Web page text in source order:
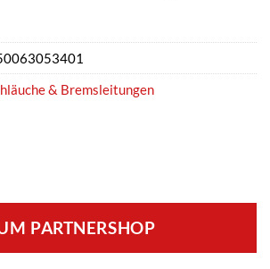
PARTNERSHOP
& Bremsleitungen